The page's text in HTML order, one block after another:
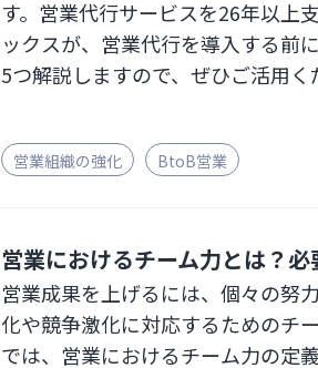
す。営業代行サービスを26年以上
ックスが、営業代行を導入する前
5つ解説しますので、ぜひご活用く
営業組織の強化 BtoB営業
営業におけるチーム力とは？
営業成果を上げるには、個々の努
化や競争激化に対応するためのチ
では、営業におけるチーム力の定